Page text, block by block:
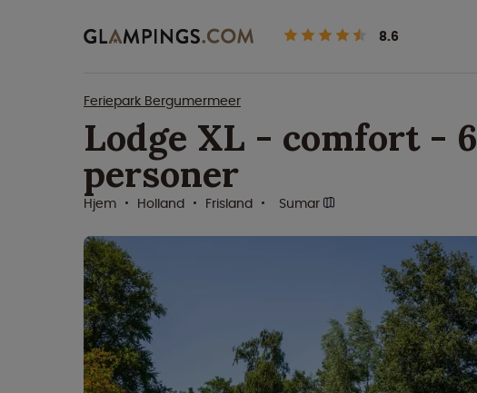
8.6
Feriepark Bergumermeer
Lodge XL - comfort - 6
personer
Hjem Holland Frisland Sumar